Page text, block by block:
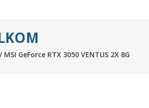
/ MSI GeForce RTX 3050 VENTUS 2X 8G